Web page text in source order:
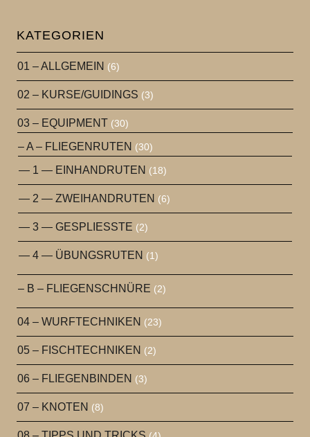
KATEGORIEN
01 – ALLGEMEIN (6)
02 – KURSE/GUIDINGS (3)
03 – EQUIPMENT (30)
– A – FLIEGENRUTEN (30)
— 1 — EINHANDRUTEN (18)
— 2 — ZWEIHANDRUTEN (6)
— 3 — GESPLIESSTE (2)
— 4 — ÜBUNGSRUTEN (1)
– B – FLIEGENSCHNÜRE (2)
04 – WURFTECHNIKEN (23)
05 – FISCHTECHNIKEN (2)
06 – FLIEGENBINDEN (3)
07 – KNOTEN (8)